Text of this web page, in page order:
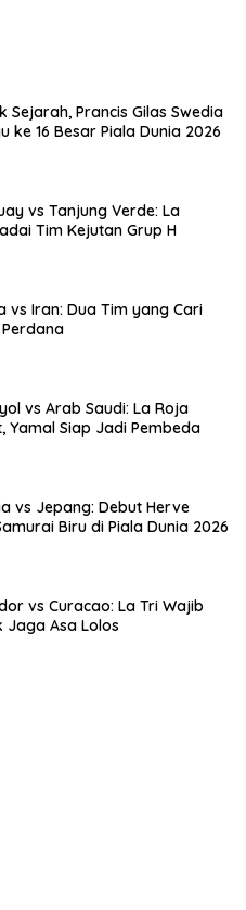
Sejarah, Prancis Gilas Swedia
ke 16 Besar Piala Dunia 2026
vs Tanjung Verde: La
Tim Kejutan Grup H
vs Iran: Dua Tim yang Cari
vs Arab Saudi: La Roja
Yamal Siap Jadi Pembeda
vs Jepang: Debut Herve
Biru di Piala Dunia 2026
vs Curacao: La Tri Wajib
Jaga Asa Lolos